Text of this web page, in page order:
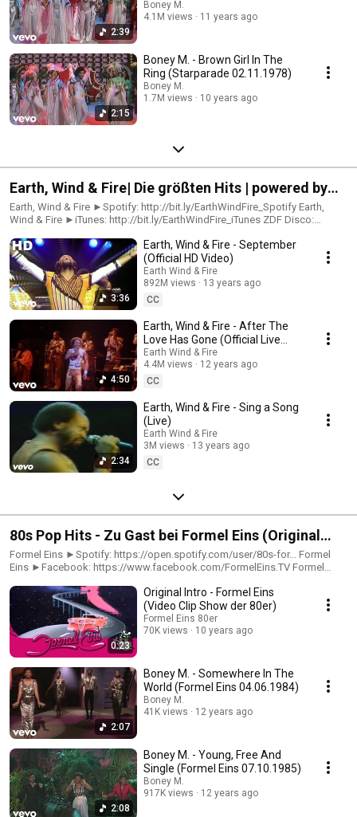
2:39
Boney M.
4.1M views
11 years ago
2:15
Boney M. - Brown Girl In The
Ring (Starparade 02.11.1978)
Boney M.
1.7M views
10 years ago
Earth, Wind & Fire| Die größten Hits | powered by
ZDF Disco
Earth, Wind & Fire ►Spotify: http://bit.ly/EarthWindFire_Spotify Earth,
Wind & Fire ►iTunes: http://bit.ly/EarthWindFire_iTunes ZDF Disco:
►http://bit.ly/Disco_Facebook ZDF Disco steht für die großen Stars der
70er, für exzellenten Disco-Sound, Top Chart Hits, explosive Glitterposen,
einfühlsame Balladen und auch für deutsche Kultschlager – und genau
das findest du hier, inklusive passender Playlists! Homepage
►http://bit.ly/Disco_Homepage http://bit.ly/Sweet_Spotify
3:36
Earth, Wind & Fire - September
(Official HD Video)
Earth Wind & Fire
892M views
13 years ago
CC
4:50
Earth, Wind & Fire - After The
Love Has Gone (Official Live
Video)
Earth Wind & Fire
4.4M views
12 years ago
CC
2:34
Earth, Wind & Fire - Sing a Song
(Live)
Earth Wind & Fire
3M views
13 years ago
CC
80s Pop Hits - Zu Gast bei Formel Eins (Original
Clips aus der Musiksendung)
Formel Eins ►Spotify: https://open.spotify.com/user/80s-for... Formel
Eins ►Facebook: https://www.facebook.com/FormelEins.TV Formel
kultigsten Hits der 80s und liefert die passende Playlist gleich dazu!
Homepage ►http://www.formel-eins.tv Hier findest du die Original
Formel Eins-Auftritte deiner 80s Stars! Von Jennifer Rush über Boney M.
bis Milli Vanilli - sie waren alle da! :)
0:23
Original Intro - Formel Eins
(Video Clip Show der 80er)
Formel Eins 80er
70K views
10 years ago
2:07
Boney M. - Somewhere In The
World (Formel Eins 04.06.1984)
Boney M.
41K views
12 years ago
2:08
Boney M. - Young, Free And
Single (Formel Eins 07.10.1985)
Boney M.
917K views
12 years ago